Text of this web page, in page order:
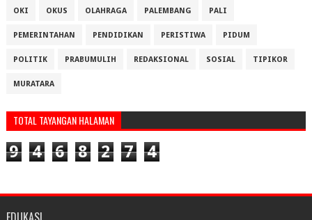
OKI OKUS OLAHRAGA PALEMBANG PALI
PEMERINTAHAN PENDIDIKAN PERISTIWA PIDUM
POLITIK PRABUMULIH REDAKSIONAL SOSIAL TIPIKOR
MURATARA
TOTAL TAYANGAN HALAMAN
9 4 6 8 2 7 4